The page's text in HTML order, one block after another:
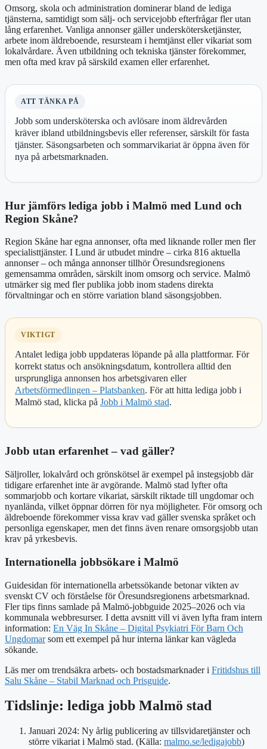
Omsorg, skola och administration dominerar bland de lediga
tjänsterna, samtidigt som sälj- och servicejobb efterfrågar fler utan
lång erfarenhet. Vanliga annonser gäller underskötersketjänster,
arbete inom äldreboende, resursteam i hemtjänst eller vikariat som
lokalvårdare. Även utbildning och tekniska tjänster förekommer,
men ofta med krav på särskild examen eller erfarenhet.
ATT TÄNKA PÅ
Jobb som undersköterska och avlösare inom äldrevården
kräver ibland utbildningsbevis eller referenser, särskilt för fasta
tjänster. Säsongsarbeten och sommarvikariat är öppna även för
nya på arbetsmarknaden.
Hur jämförs lediga jobb i Malmö med Lund och
Region Skåne?
Region Skåne har egna annonser, ofta med liknande roller men fler
specialisttjänster. I Lund är utbudet mindre – cirka 816 aktuella
annonser – och många annonser tillhör Öresundsregionens
gemensamma områden, särskilt inom omsorg och service. Malmö
utmärker sig med fler publika jobb inom stadens direkta
förvaltningar och en större variation bland säsongsjobben.
VIKTIGT
Antalet lediga jobb uppdateras löpande på alla plattformar. För
korrekt status och ansökningsdatum, kontrollera alltid den
ursprungliga annonsen hos arbetsgivaren eller
Arbetsförmedlingen – Platsbanken. För att hitta lediga jobb i
Malmö stad, klicka på Jobb i Malmö stad.
Jobb utan erfarenhet – vad gäller?
Säljroller, lokalvård och grönskötsel är exempel på instegsjobb där
tidigare erfarenhet inte är avgörande. Malmö stad lyfter ofta
sommarjobb och kortare vikariat, särskilt riktade till ungdomar och
nyanlända, vilket öppnar dörren för nya möjligheter. För omsorg och
äldreboende förekommer vissa krav vad gäller svenska språket och
personliga egenskaper, men det finns även renare omsorgsjobb utan
krav på yrkesbevis.
Internationella jobbsökare i Malmö
Guidesidan för internationella arbetssökande betonar vikten av
svenskt CV och förståelse för Öresundsregionens arbetsmarknad.
Fler tips finns samlade på Malmö-jobbguide 2025–2026 och via
kommunala webbresurser. I detta avsnitt vill vi även lyfta fram intern
information: En Väg In Skåne – Digital Psykiatri För Barn Och
Ungdomarsom ett exempel på hur interna länkar kan vägleda
sökande.
Läs mer om trendsäkra arbets- och bostadsmarknader i Fritidshus till
Salu Skåne – Stabil Marknad och Prisguide.
Tidslinje: lediga jobb Malmö stad
Januari 2024: Ny årlig publicering av tillsvidaretjänster och
större vikariat i Malmö stad. (Källa: malmo.se/ledigajobb)